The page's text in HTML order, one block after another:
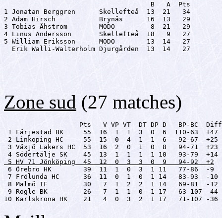
                                     B   A  Pts
1 Jonatan Berggren      Skellefteå  13  21   34
2 Adam Hirsch           Brynäs      16  13   29
3 Tobias Åhström        MODO         8  21   29
4 Linus Andersson       Skellefteå  18   9   27
5 William Eriksson      MODO        13  14   27
  Erik Walli-Walterholm Djurgården  13  14   27
Zone sud (27 matches)
                   Pts   V VP VT  DT DP D   BP-BC  Diff
1 Färjestad BK     55  16  1  1  3  0  6  110-63  +47
2 Linköping HC     55  15  0  4  1  1  6   92-67  +25
3 Växjö Lakers HC  53  16  2  0  1  0  8   94-71  +23
5 HV 71 Jönköping  45  12  0  3  3  0  9   94-92  +2
6 Örebro HK        39  11  1  0  3  1 11   77-86  -9
7 Frölunda HC      36  11  0  1  0  1 14   83-93  -10
8 Malmö IF         30   7  1  2  2  1 14   69-81  -12
9 Rögle BK         26   7  1  1  0  1 17   63-107 -44
10 Karlskrona HK    21   4  0  3  2  1 17   71-107 -36